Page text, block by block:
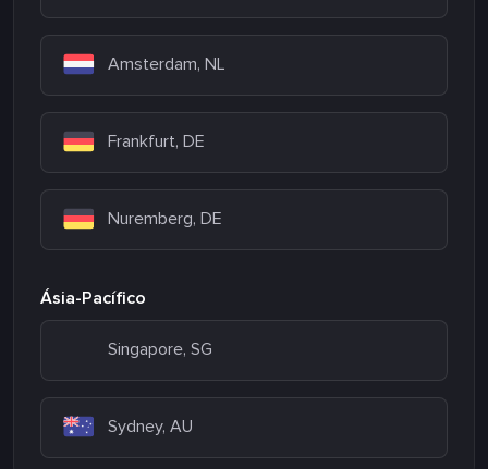
Amsterdam, NL
Frankfurt, DE
Nuremberg, DE
Ásia-Pacífico
Singapore, SG
Sydney, AU